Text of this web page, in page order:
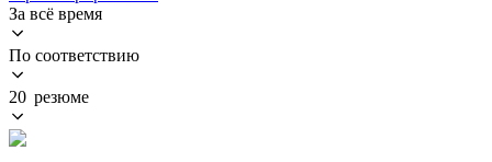
За всё время
По соответствию
20 резюме